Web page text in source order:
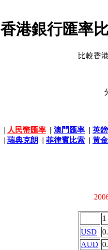
香港銀行匯率
比較香
| 人民幣匯率 | 澳門匯率 | 英
| 瑞典克朗 | 菲律賓比索 | 黃
1
USD
AUD